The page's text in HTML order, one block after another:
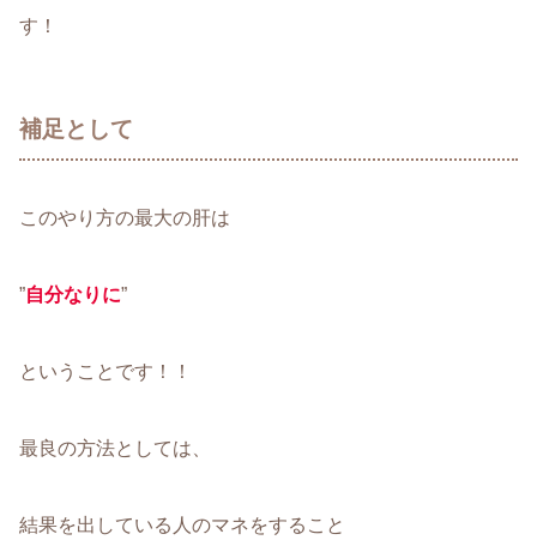
す！
補足として
このやり方の最大の肝は
”自分なりに”
ということです！！
最良の方法としては、
結果を出している人のマネをすること